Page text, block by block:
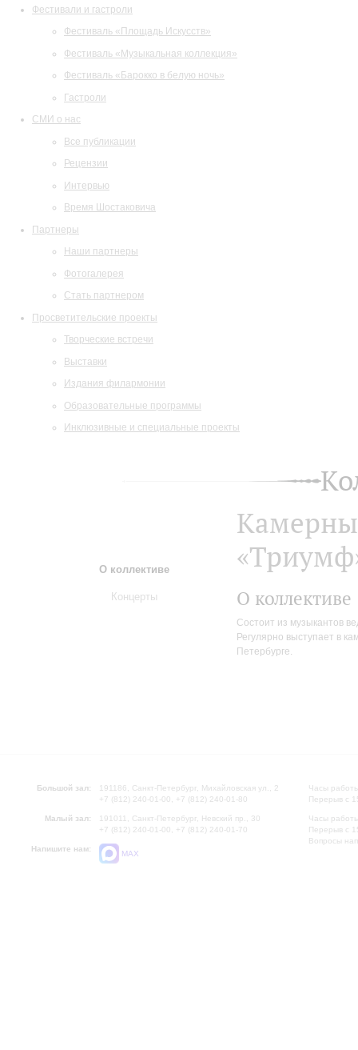
Фестивали и гастроли
Фестиваль «Площадь Искусств»
Фестиваль «Музыкальная коллекция»
Фестиваль «Барокко в белую ночь»
Гастроли
СМИ о нас
Все публикации
Рецензии
Интервью
Время Шостаковича
Партнеры
Наши партнеры
Фотогалерея
Стать партнером
Просветительские проекты
Творческие встречи
Выставки
Издания филармонии
Образовательные программы
Инклюзивные и специальные проекты
О коллективе
Концерты О коллективе
Состоит из музыкантов
Регулярно выступает в
Петербурге.
Большой зал:
191186, Санкт-Петербург, Михайловская ул., 2
+7 (812) 240-01-00, +7 (812) 240-01-80
Малый зал:
191011, Санкт-Петербург, Невский пр., 30
+7 (812) 240-01-00, +7 (812) 240-01-70
Напишите нам:
MAX
Часы
Перерыв с
Часы
Перерыв с
Вопросы